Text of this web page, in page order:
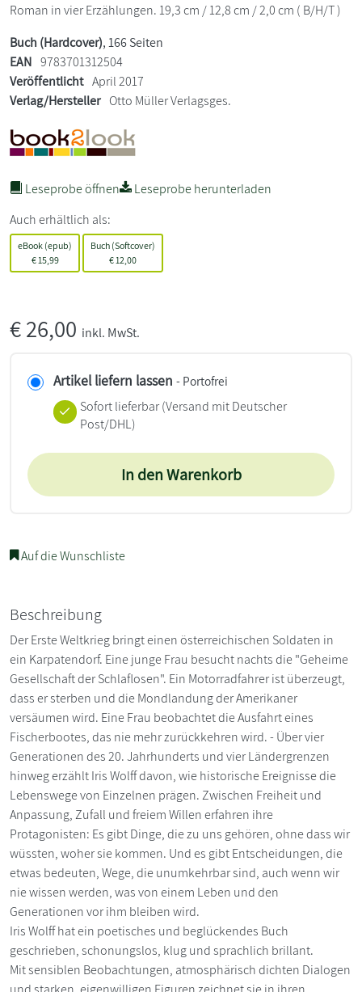
Roman in vier Erzählungen. 19,3 cm / 12,8 cm / 2,0 cm ( B/H/T )
Buch (Hardcover), 166 Seiten
EAN 9783701312504
Veröffentlicht April 2017
Verlag/Hersteller Otto Müller Verlagsges.
Leseprobe öffnen
Leseprobe herunterladen
Auch erhältlich als:
eBook (epub)
€15,99
Buch (Softcover)
€ 12,00
€26,00 inkl. MwSt.
Artikel liefern lassen - Portofrei
Sofort lieferbar(Versand mit Deutscher
Post/DHL)
In den Warenkorb
Auf die Wunschliste
Beschreibung
Der Erste Weltkrieg bringt einen österreichischen Soldaten in
ein Karpatendorf. Eine junge Frau besucht nachts die "Geheime
Gesellschaft der Schlaflosen". Ein Motorradfahrer ist überzeugt,
dass er sterben und die Mondlandung der Amerikaner
versäumen wird. Eine Frau beobachtet die Ausfahrt eines
Fischerbootes, das nie mehr zurückkehren wird. - Über vier
Generationen des 20. Jahrhunderts und vier Ländergrenzen
hinweg erzählt Iris Wolff davon, wie historische Ereignisse die
Lebenswege von Einzelnen prägen. Zwischen Freiheit und
Anpassung, Zufall und freiem Willen erfahren ihre
Protagonisten: Es gibt Dinge, die zu uns gehören, ohne dass wir
wüssten, woher sie kommen. Und es gibt Entscheidungen, die
etwas bedeuten, Wege, die unumkehrbar sind, auch wenn wir
nie wissen werden, was von einem Leben und den
Generationen vor ihm bleiben wird.
Iris Wolff hat ein poetisches und beglückendes Buch
geschrieben, schonungslos, klug und sprachlich brillant.
Mit sensiblen Beobachtungen, atmosphärisch dichten Dialogen